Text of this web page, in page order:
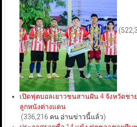
เปิดฟุตบอลเยาวชนสานฝัน 4 จังหวัดชา
ลูกหนังต่างแดน
(336,216 คน อ่านข่าวนี้แล้ว)